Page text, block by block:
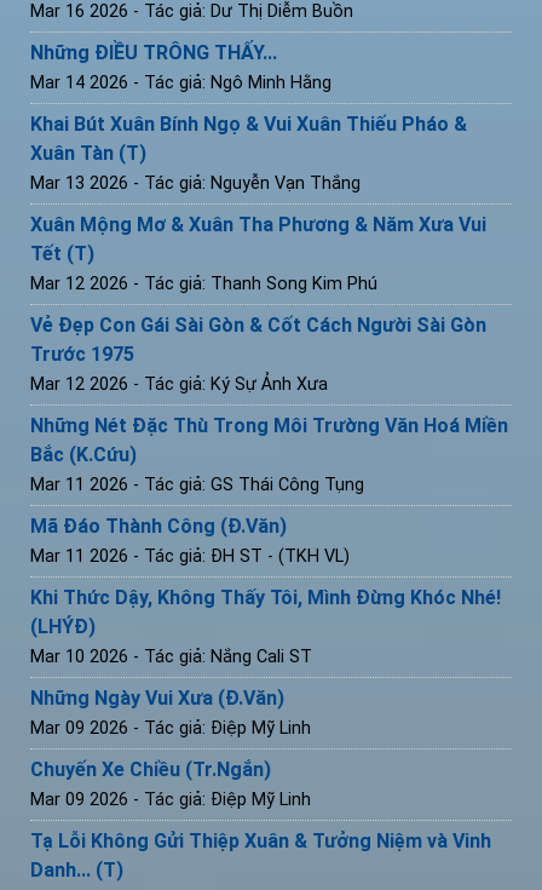
Mar 16 2026 - Tác giả: Dư Thị Diễm Buồn
Những ĐIỀU TRÔNG THẤY...
Mar 14 2026 - Tác giả: Ngô Minh Hằng
Khai Bút Xuân Bính Ngọ & Vui Xuân Thiếu Pháo &
Xuân Tàn (T)
Mar 13 2026 - Tác giả: Nguyễn Vạn Thắng
Xuân Mộng Mơ & Xuân Tha Phương & Năm Xưa Vui
Tết (T)
Mar 12 2026 - Tác giả: Thanh Song Kim Phú
Vẻ Đẹp Con Gái Sài Gòn & Cốt Cách Người Sài Gòn
Trước 1975
Mar 12 2026 - Tác giả: Ký Sự Ảnh Xưa
Những Nét Đặc Thù Trong Môi Trường Văn Hoá Miền
Bắc (K.Cứu)
Mar 11 2026 - Tác giả: GS Thái Công Tụng
Mã Đáo Thành Công (Đ.Văn)
Mar 11 2026 - Tác giả: ĐH ST - (TKH VL)
Khi Thức Dậy, Không Thấy Tôi, Mình Đừng Khóc Nhé!
(LHÝĐ)
Mar 10 2026 - Tác giả: Nắng Cali ST
Những Ngày Vui Xưa (Đ.Văn)
Mar 09 2026 - Tác giả: Điệp Mỹ Linh
Chuyến Xe Chiều (Tr.Ngắn)
Mar 09 2026 - Tác giả: Điệp Mỹ Linh
Tạ Lỗi Không Gửi Thiệp Xuân & Tưởng Niệm và Vinh
Danh... (T)